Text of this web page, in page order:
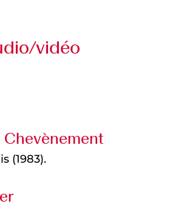
vidéo
(1983).